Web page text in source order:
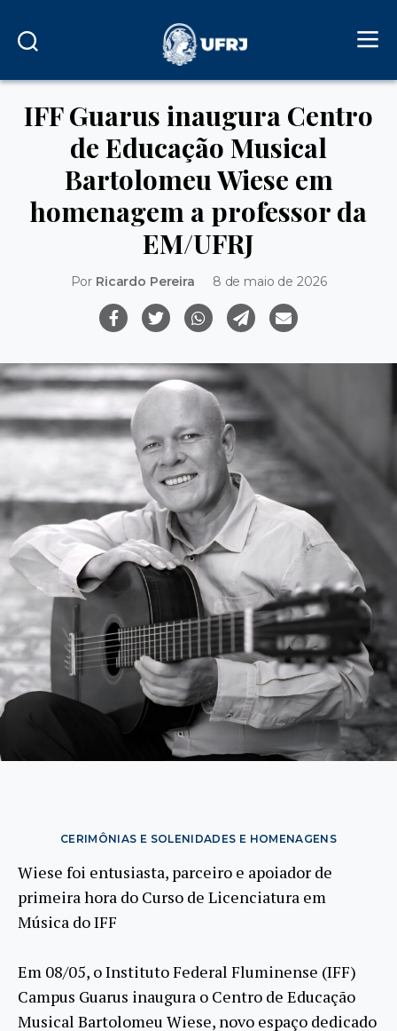
IFF Guarus inaugura Centro
de Educação Musical
Bartolomeu Wiese em
homenagem a professor da
EM/UFRJ
Por Ricardo Pereira 8 de maio de 2026
CERIMÔNIAS E SOLENIDADES E HOMENAGENS
Wiese foi entusiasta, parceiro e apoiador de
primeira hora do Curso de Licenciatura em
Música do IFF
Em 08/05, o Instituto Federal Fluminense (IFF)
Campus Guarus inaugura o Centro de Educação
Musical Bartolomeu Wiese, novo espaço dedicado